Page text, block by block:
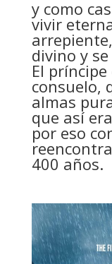
y como
vivir
divino y
El
consuelo,
almas
que así
por eso
400 años.